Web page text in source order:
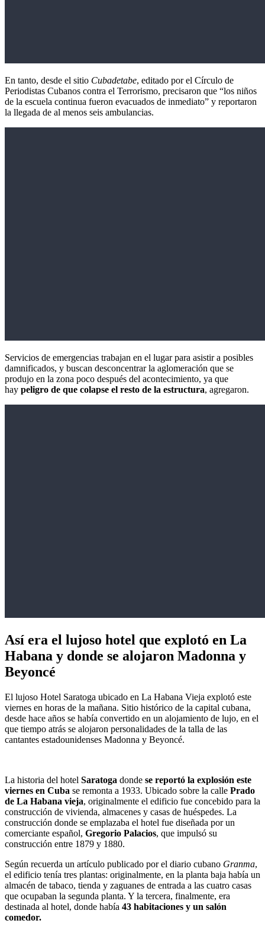
En tanto, desde el sitio Cubadetabe, editado por el Círculo de
Periodistas Cubanos contra el Terrorismo, precisaron que “los niños
de la escuela continua fueron evacuados de inmediato” y reportaron
la llegada de al menos seis ambulancias.
Servicios de emergencias trabajan en el lugar para asistir a posibles
damnificados, y buscan desconcentrar la aglomeración que se
produjo en la zona poco después del acontecimiento, ya que
hay peligro de que colapse el resto de la estructura, agregaron.
Así era el lujoso hotel que explotó en La
Habana y donde se alojaron Madonna y
Beyoncé
El lujoso Hotel Saratoga ubicado en La Habana Vieja explotó este
viernes en horas de la mañana. Sitio histórico de la capital cubana,
desde hace años se había convertido en un alojamiento de lujo, en el
que tiempo atrás se alojaron personalidades de la talla de las
cantantes estadounidenses Madonna y Beyoncé.
La historia del hotel Saratoga donde se reportó la explosión este
viernes en Cuba se remonta a 1933. Ubicado sobre la calle Prado
de La Habana vieja, originalmente el edificio fue concebido para la
construcción de vivienda, almacenes y casas de huéspedes. La
construcción donde se emplazaba el hotel fue diseñada por un
comerciante español, Gregorio Palacios, que impulsó su
construcción entre 1879 y 1880.
Según recuerda un artículo publicado por el diario cubano Granma,
el edificio tenía tres plantas: originalmente, en la planta baja había un
almacén de tabaco, tienda y zaguanes de entrada a las cuatro casas
que ocupaban la segunda planta. Y la tercera, finalmente, era
destinada al hotel, donde había 43 habitaciones y un salón
comedor.